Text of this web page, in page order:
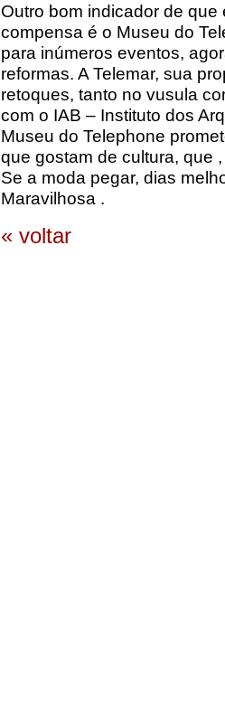
Outro bom indicador de
compensa é o Museu do
para inúmeros eventos,
reformas. A Telemar, sua
retoques, tanto no vusula
com o IAB – Instituto dos
Museu do Telephone
que gostam de cultura, que
Se a moda pegar, dias
Maravilhosa .
« voltar